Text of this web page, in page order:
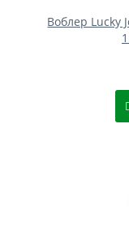
Воблер Lucky